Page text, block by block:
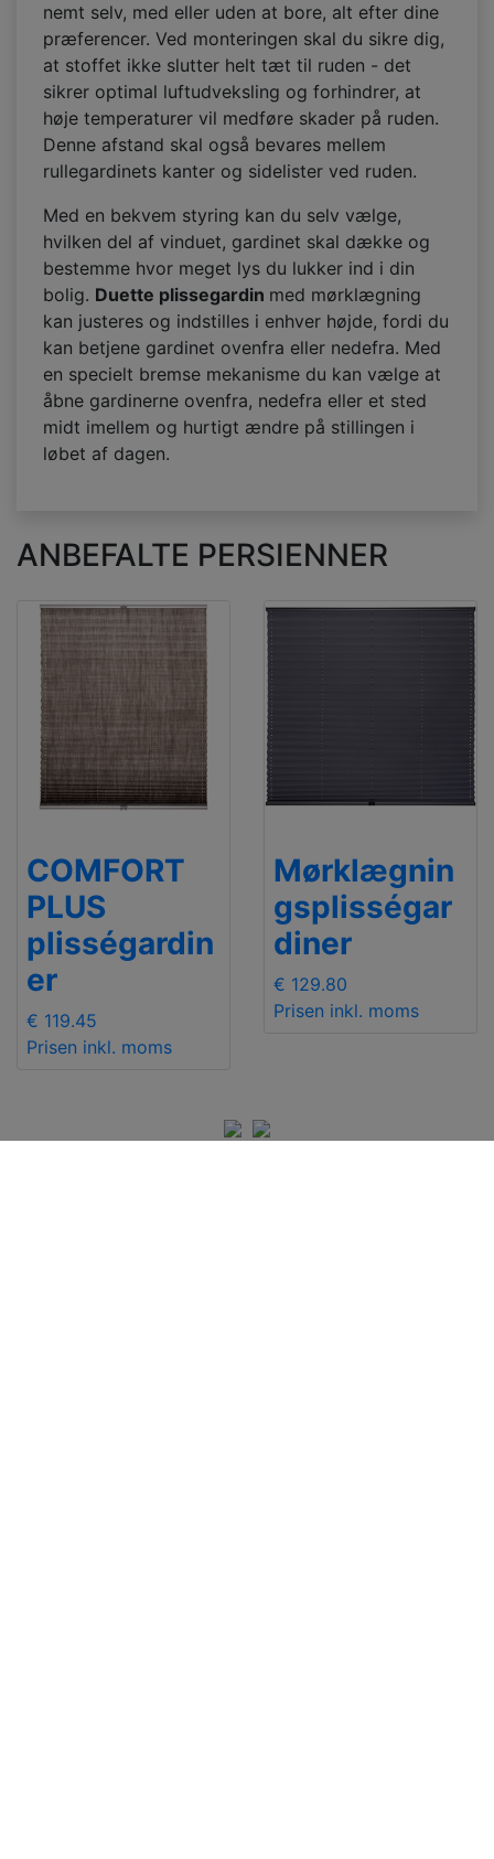
nemt selv, med eller uden at bore, alt efter dine
præferencer. Ved monteringen skal du sikre dig,
at stoffet ikke slutter helt tæt til ruden - det
sikrer optimal luftudveksling og forhindrer, at
høje temperaturer vil medføre skader på ruden.
Denne afstand skal også bevares mellem
rullegardinets kanter og sidelister ved ruden.
Med en bekvem styring kan du selv vælge,
hvilken del af vinduet, gardinet skal dække og
bestemme hvor meget lys du lukker ind i din
bolig. Duette plissegardin med mørklægning
kan justeres og indstilles i enhver højde, fordi du
kan betjene gardinet ovenfra eller nedefra. Med
en specielt bremse mekanisme du kan vælge at
åbne gardinerne ovenfra, nedefra eller et sted
midt imellem og hurtigt ændre på stillingen i
løbet af dagen.
ANBEFALTE PERSIENNER
COMFORT
PLUS
plisségardin
er
€ 119.45
Prisen inkl. moms
Mørklægnin
gsplisségar
diner
€ 129.80
Prisen inkl. moms